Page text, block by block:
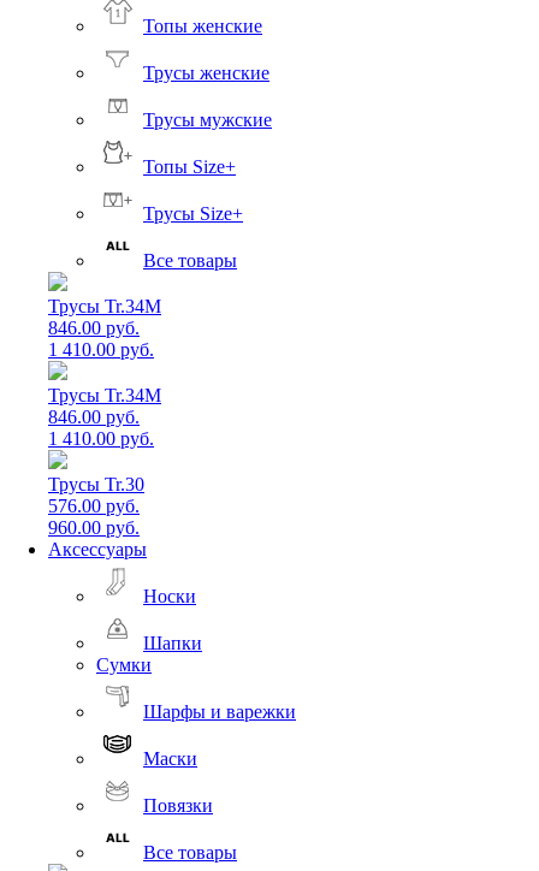
Топы женские
Трусы женские
Трусы мужские
Топы Size+
Трусы Size+
Все товары
Трусы Tr.34M
846.00 руб.
1 410.00 руб.
Трусы Tr.34M
846.00 руб.
1 410.00 руб.
Трусы Tr.30
576.00 руб.
960.00 руб.
Аксессуары
Носки
Шапки
Сумки
Шарфы и варежки
Маски
Повязки
Все товары